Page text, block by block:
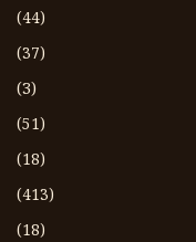
(44)
(37)
(3)
(51)
(18)
(413)
(18)